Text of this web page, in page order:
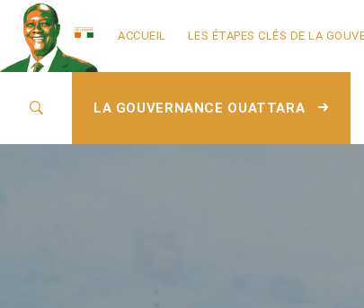
ACCUEIL LES ÉTAPES CLÉS DE LA
LA GOUVERNANCE OUATTARA